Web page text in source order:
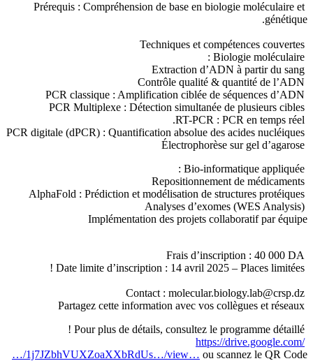
Prérequis : Compréhension de base en biologie moléculaire et
génétique.
Implémentation des projets collaboratif par équipe
https://drive.google.com/
…/1j7JZbhVUXZoaXXbRdUs…/view… ou scannez le QR Code